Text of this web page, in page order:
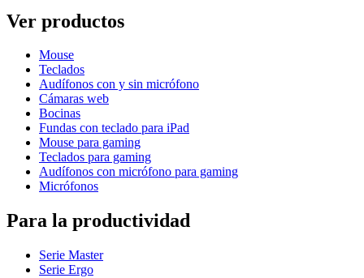
Ver productos
Mouse
Teclados
Audífonos con y sin micrófono
Cámaras web
Bocinas
Fundas con teclado para iPad
Mouse para gaming
Teclados para gaming
Audífonos con micrófono para gaming
Micrófonos
Para la productividad
Serie Master
Serie Ergo